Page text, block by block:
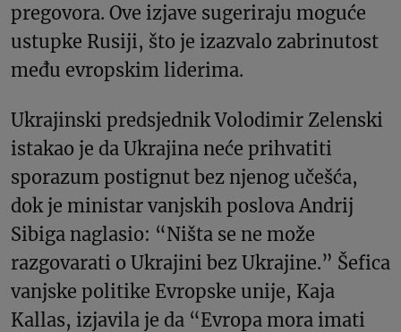
pregovora. Ove izjave sugeriraju moguće
ustupke Rusiji, što je izazvalo zabrinutost
među evropskim liderima.
Ukrajinski predsjednik Volodimir Zelenski
istakao je da Ukrajina neće prihvatiti
sporazum postignut bez njenog učešća,
dok je ministar vanjskih poslova Andrij
Sibiga naglasio: “Ništa se ne može
razgovarati o Ukrajini bez Ukrajine.” Šefica
vanjske politike Evropske unije, Kaja
Kallas, izjavila je da “Evropa mora imati